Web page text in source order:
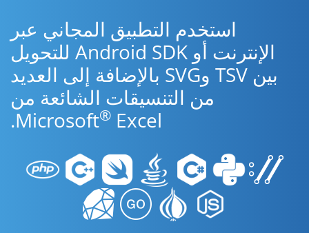
استخدم التطبيق المجاني عبر
الإنترنت أو Android SDK للتحويل
بين TSV وSVG بالإضافة إلى العديد
من التنسيقات الشائعة من
Microsoft® Excel.